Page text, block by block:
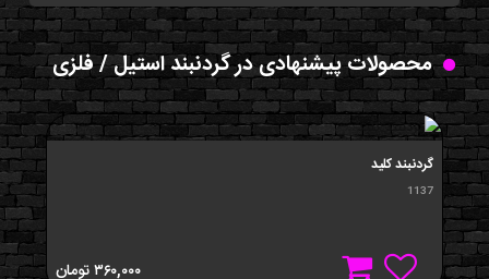
محصولات پیشنهادی در گردنبند استیل / فلزی
گردنبند کلید
1137
۳۶۰,۰۰۰تومان